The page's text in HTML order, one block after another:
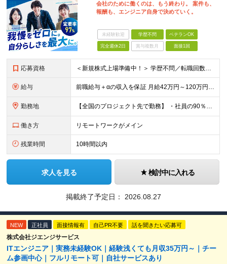
会社のために働くのは、もう終わり。 案件も、
報酬も、エンジニア自身で決めていく。
未経験歓迎 学歴不問 ベテランOK
完全週休2日 賞与複数月 面接1回
応募資格 ＜新規株式上場準備中！＞ 学歴不問／転職回数不問／20代～50代の幅広い年代が活躍中です！ ▼必須要件 何らかのシステム開発経験をお持ちの方（開発・インフラ不問） ▼歓迎条件 プロジェクトマネジメ
給与 前職給与＋αの収入を保証 月給42万円～120万円＋各種手当＋賞与 給与基準が明確かつ高還元です。 一人ひとりが安定した環境のもと、長く活躍できる職場を目指しています。 ※平均年収650万円 ・還
勤務地 【全国のプロジェクト先で勤務】 ・社員の90％以上がリモートワークを導入 ・フルリモートで全国各地から勤務可 【本社】 埼玉県草加市谷塚町580-1 エスワンプラザ3F-1 【東京営業所】 東京都
働き方 リモートワークがメイン
残業時間 10時間以内
求人を見る 検討中に入れる
掲載終了予定日： 2026.08.27
NEW 正社員 面接情報有 自己PR不要 話を聞きたい応募可
株式会社ジエンジサービス
ITエンジニア｜実務未経験OK｜経験浅くても月収35万円～｜チー
ム参画中心｜フルリモート可｜自社サービスあり